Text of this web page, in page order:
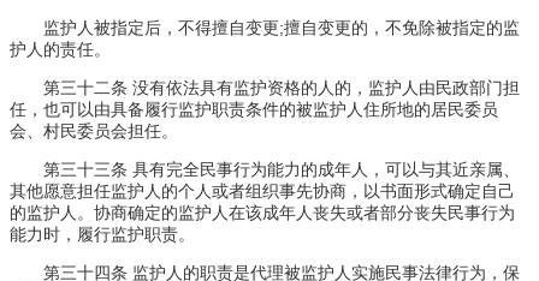
监护人被指定后，不得擅自变更;擅自变更的，不免除被指定的监
护人的责任。
第三十二条 没有依法具有监护资格的人的，监护人由民政部门担
任，也可以由具备履行监护职责条件的被监护人住所地的居民委员
会、村民委员会担任。
第三十三条 具有完全民事行为能力的成年人，可以与其近亲属、
其他愿意担任监护人的个人或者组织事先协商，以书面形式确定自己
的监护人。协商确定的监护人在该成年人丧失或者部分丧失民事行为
能力时，履行监护职责。
第三十四条 监护人的职责是代理被监护人实施民事法律行为，保